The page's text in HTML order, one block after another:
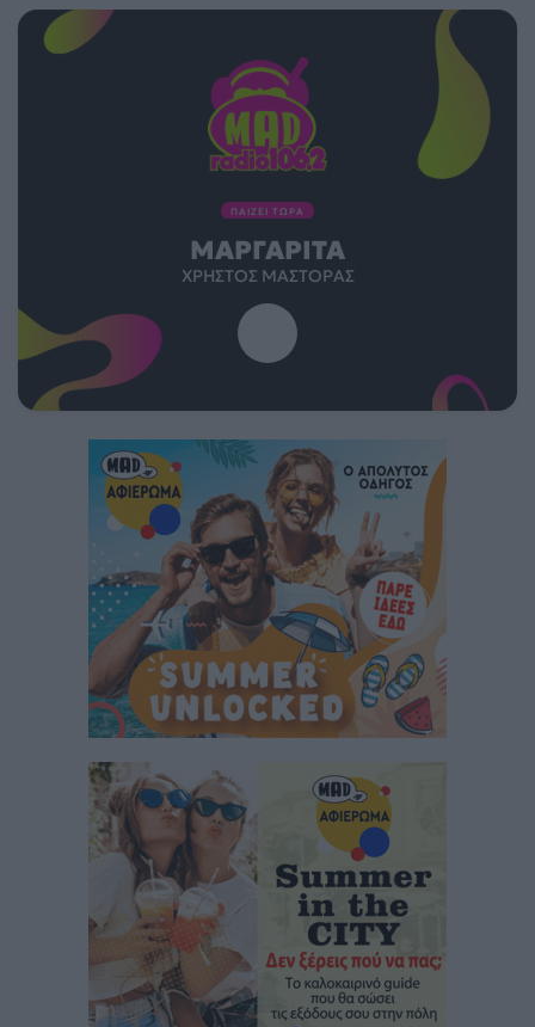
ΠΑΙΖΕΙ ΤΩΡΑ
ΜΑΡΓΑΡΊΤΑ
ΧΡΉΣΤΟΣ ΜΆΣΤΟΡΑΣ